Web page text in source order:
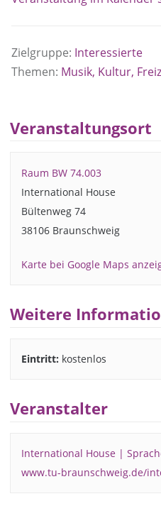
Zielgruppe: Interessierte
Themen: Musik, Kultur,
Veranstaltungsort
Raum BW 74.003
International House
Bültenweg 74
38106 Braunschweig
Karte bei Google Maps
Weitere
Eintritt: kostenlos
Veranstalter
International House |
www.tu-braunschweig.de/